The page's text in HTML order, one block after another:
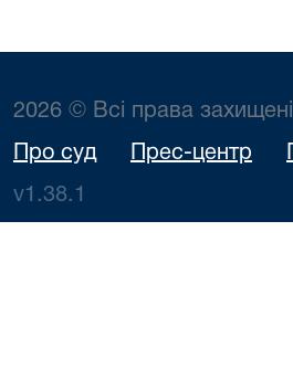
2026 © Всі права захищені
Про суд Прес-центр
v1.38.1